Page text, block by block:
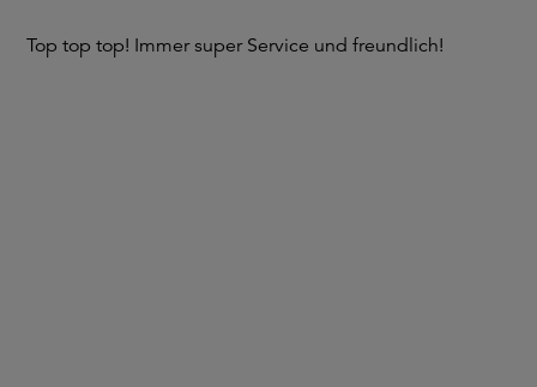
Top top top! Immer super Service und freundlich!